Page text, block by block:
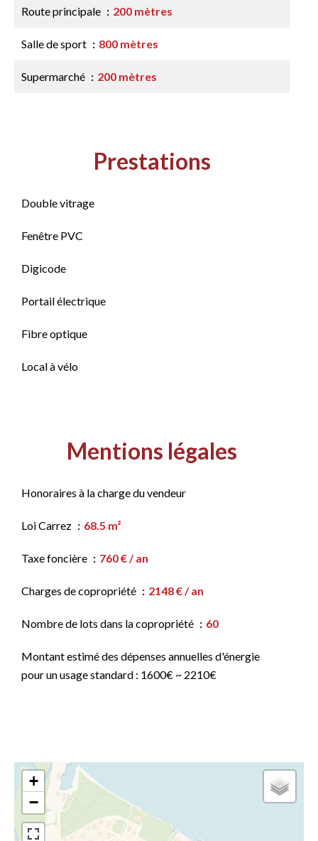
Route principale 200 mètres
Salle de sport 800 mètres
Supermarché 200 mètres
Prestations
Double vitrage
Fenêtre PVC
Digicode
Portail électrique
Fibre optique
Local à vélo
Mentions légales
Honoraires à la charge du vendeur
Loi Carrez 68.5 m²
Taxe foncière 760 € / an
Charges de copropriété 2148 € / an
Nombre de lots dans la copropriété 60
Montant estimé des dépenses annuelles d'énergie
pour un usage standard : 1600€ ~ 2210€
+
−